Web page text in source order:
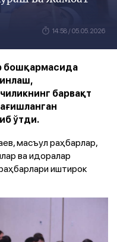
14:58 / 05.05.2026
бошқармасида
барвақт
ўтди.
масъул раҳбарлар,
ва идоралар
иштирок